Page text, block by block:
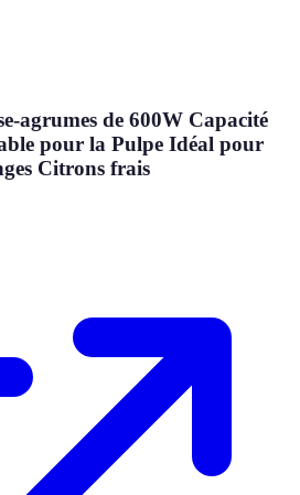
agrumes de 600W Capacité
pour la Pulpe Idéal pour
Citrons frais